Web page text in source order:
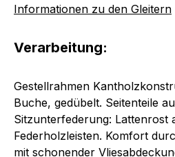
Informationen zu den Gleitern
Verarbeitung:
Gestellrahmen
Buche, gedübelt. Seitenteile
Sitzunterfederung: Lattenrost
Federholzleisten. Komfort
mit schonender